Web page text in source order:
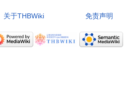
关于THBWiki 免责声明